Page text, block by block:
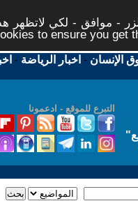
- موافق - لكي لاتظهر
to ensure you get
الإنسان - اخبار الرياضة -
التبرع للموقع - ادعمونا
"